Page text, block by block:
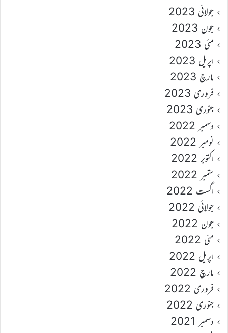
جولائی 2023
جون 2023
مئی 2023
اپریل 2023
مارچ 2023
فروری 2023
جنوری 2023
دسمبر 2022
نومبر 2022
اکتوبر 2022
ستمبر 2022
اگست 2022
جولائی 2022
جون 2022
مئی 2022
اپریل 2022
مارچ 2022
فروری 2022
جنوری 2022
دسمبر 2021